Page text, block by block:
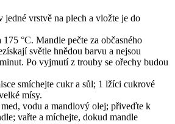
jedné vrstvě na plech a vložte je do
175 °C. Mandle pečte za občasného
světle hnědou barvu a nejsou
Po vyjmutí z trouby se ořechy budou
smíchejte cukr a sůl; 1 lžíci cukrové
mísy.
vodu a mandlový olej; přiveďte k
vařte a míchejte, dokud mandle